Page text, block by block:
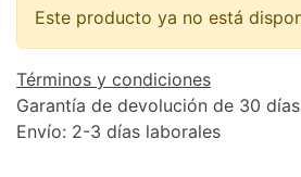
Este producto ya no está
Términos y condiciones
Garantía de devolución de 30 días
Envío: 2-3 días laborales